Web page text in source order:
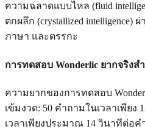
ความฉลาดแบบไหล (fluid
ตกผลึก (crystallized
ภาษา และตรรกะ
การทดสอบ Wonderlic ยากจริง
ความยากของการทดสอบ
เข้มงวด: 50 คำถามในเวลาเพีย
เวลาเพียงประมาณ 14 วินาทีต่อ